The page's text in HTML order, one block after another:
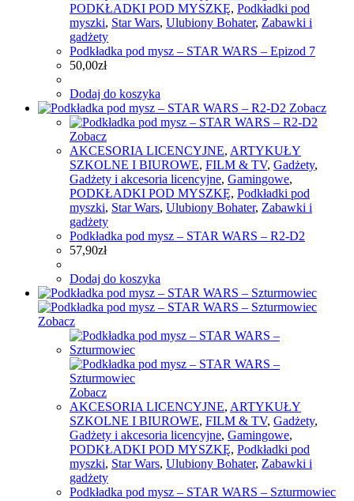
PODKŁADKI POD MYSZKĘ, Podkładki pod
myszki, Star Wars, Ulubiony Bohater, Zabawki i
gadżety
Podkładka pod mysz – STAR WARS – Epizod 7
50,00zł
Dodaj do koszyka
Zobacz
Zobacz
AKCESORIA LICENCYJNE, ARTYKUŁY
SZKOLNE I BIUROWE, FILM & TV, Gadżety,
Gadżety i akcesoria licencyjne, Gamingowe,
PODKŁADKI POD MYSZKĘ, Podkładki pod
myszki, Star Wars, Ulubiony Bohater, Zabawki i
gadżety
Podkładka pod mysz – STAR WARS – R2-D2
57,90zł
Dodaj do koszyka
Zobacz
Zobacz
AKCESORIA LICENCYJNE, ARTYKUŁY
SZKOLNE I BIUROWE, FILM & TV, Gadżety,
Gadżety i akcesoria licencyjne, Gamingowe,
PODKŁADKI POD MYSZKĘ, Podkładki pod
myszki, Star Wars, Ulubiony Bohater, Zabawki i
gadżety
Podkładka pod mysz – STAR WARS – Szturmowiec